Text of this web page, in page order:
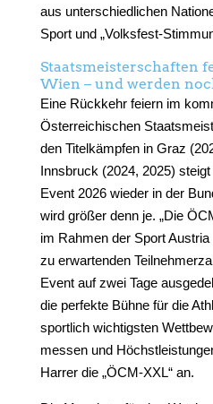
aus unterschiedlichen
Sport und „Volksfest-
Staatsmeisterschaften
Wien – und werden
Eine Rückkehr feiern im
Österreichischen
den Titelkämpfen in Graz
Innsbruck (2024, 2025)
Event 2026 wieder in der
wird größer denn je. „Die
im Rahmen der Sport
zu erwartenden
Event auf zwei Tage
die perfekte Bühne für die
sportlich wichtigsten
messen und
Harrer die „ÖCM-XXL“ an.